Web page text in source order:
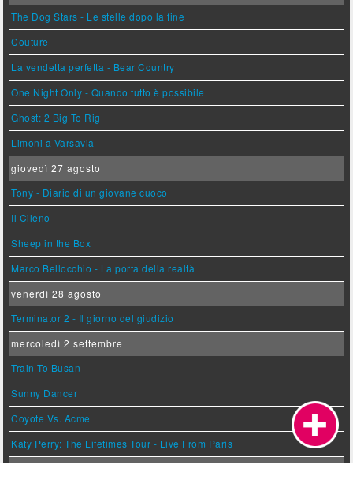
The Dog Stars - Le stelle dopo la fine
Couture
La vendetta perfetta - Bear Country
One Night Only - Quando tutto è possibile
Ghost: 2 Big To Rig
Limoni a Varsavia
giovedì 27 agosto
Tony - Diario di un giovane cuoco
Il Cileno
Sheep in the Box
Marco Bellocchio - La porta della realtà
venerdì 28 agosto
Terminator 2 - Il giorno del giudizio
mercoledì 2 settembre
Train To Busan
Sunny Dancer
Coyote Vs. Acme
Katy Perry: The Lifetimes Tour - Live From Paris